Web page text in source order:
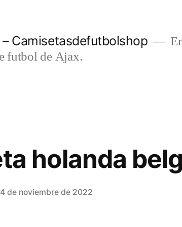
Camisetasdefutbolshop
futbol de Ajax.
holanda
de noviembre de 2022